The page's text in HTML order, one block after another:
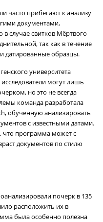
часто прибегают к анализу
документами,
случае свитков Мёртвого
так как в течение
датированные образцы.
университета
могут лишь
но это не всегда
команда разработала
обученную анализировать
с известными датами.
что программа может с
документов по стилю
почерк в 135
расположить их в
была особенно полезна